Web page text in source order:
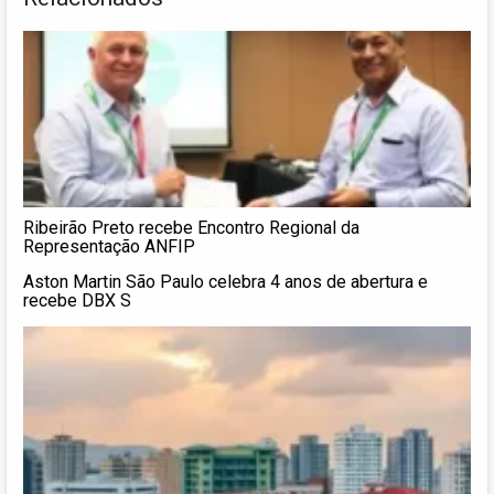
Ribeirão Preto recebe Encontro Regional da
Representação ANFIP
Aston Martin São Paulo celebra 4 anos de abertura e
recebe DBX S